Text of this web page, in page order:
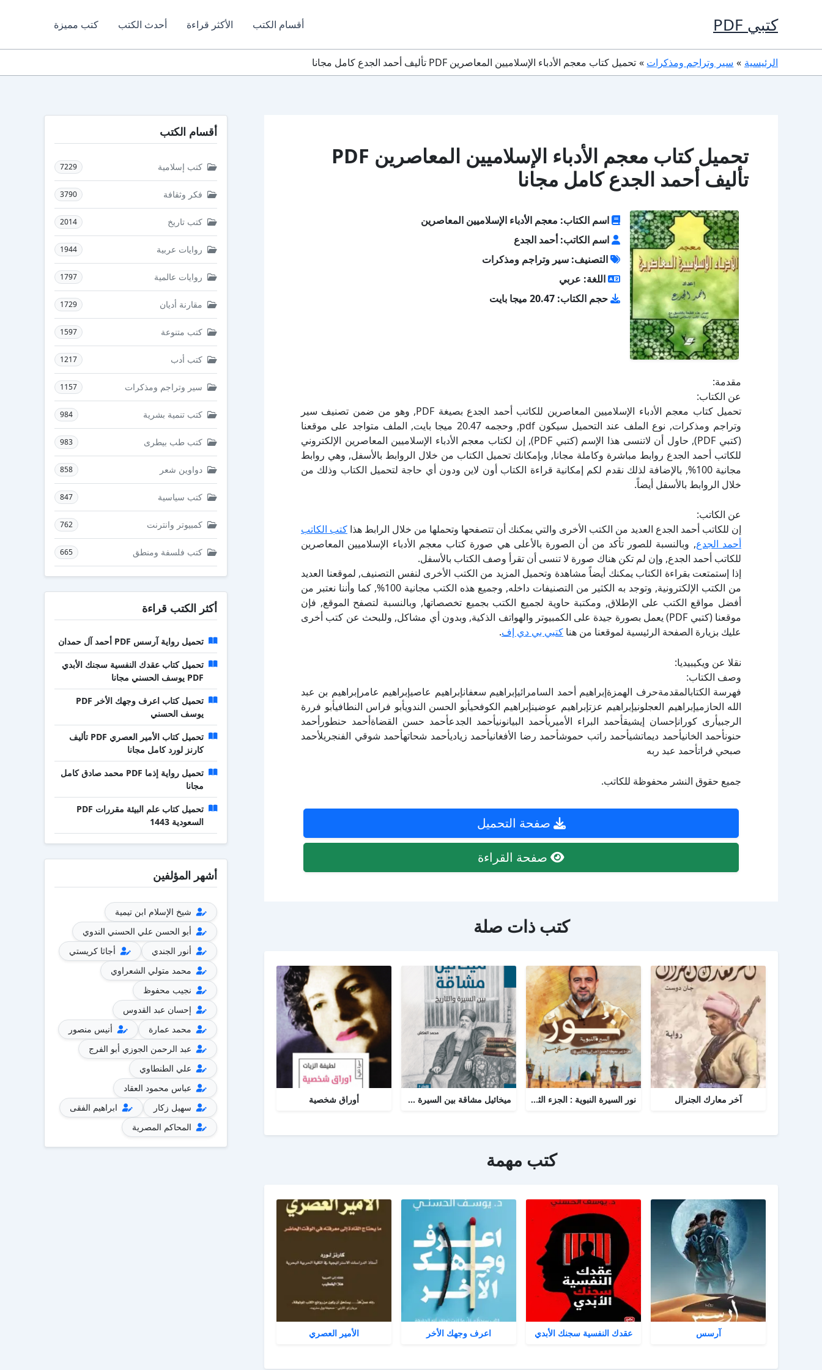
كتبي PDF أقسام الكتب الأكثر قراءة أحدث الكتب كتب مميزة
الرئيسية سير وتراجم ومذكرات تحميل كتاب معجم الأدباء الإسلاميين المعاصرين PDF تأليف أحمد الجدع كامل مجانا
تحميل كتاب معجم الأدباء الإسلاميين المعاصرين PDF
تأليف أحمد الجدع كامل مجانا
اسم الكتاب: معجم الأدباء الإسلاميين المعاصرين
اسم الكاتب: أحمد الجدع
التصنيف: سير وتراجم ومذكرات
اللغة: عربي
حجم الكتاب: 20.47 ميجا بايت
مقدمة:
عن الكتاب:
تحميل كتاب معجم الأدباء الإسلاميين المعاصرين للكاتب أحمد الجدع بصيغة PDF, وهو من ضمن تصنيف سير
وتراجم ومذكرات, نوع الملف عند التحميل سيكون pdf, وحجمه 20.47 ميجا بايت, الملف متواجد على موقعنا
(كتبي PDF), حاول أن لاتنسى هذا الإسم (كتبي PDF), إن لكتاب معجم الأدباء الإسلاميين المعاصرين الإلكتروني
للكاتب أحمد الجدع روابط مباشرة وكاملة مجانا, وبإمكانك تحميل الكتاب من خلال الروابط بالأسفل, وهي روابط
مجانية 100%, بالإضافة لذلك نقدم لكم إمكانية قراءة الكتاب أون لاين ودون أي حاجة لتحميل الكتاب وذلك من
خلال الروابط بالأسفل أيضاً.
عن الكاتب:
إن للكاتب أحمد الجدع العديد من الكتب الأخرى والتي يمكنك أن تتصفحها وتحملها من خلال الرابط هذا كتب الكاتب
أحمد الجدع, وبالنسبة للصور تأكد من أن الصورة بالأعلى هي صورة كتاب معجم الأدباء الإسلاميين المعاصرين
للكاتب أحمد الجدع, وإن لم تكن هناك صورة لا تنسى أن تقرأ وصف الكتاب بالأسفل.
إذا إستمتعت بقراءة الكتاب يمكنك أيضاً مشاهدة وتحميل المزيد من الكتب الأخرى لنفس التصنيف, لموقعنا العديد
من الكتب الإلكترونية, وتوجد به الكثير من التصنيفات داخله, وجميع هذه الكتب مجانية 100%, كما وأننا نعتبر من
أفضل مواقع الكتب على الإطلاق, ومكتبة حاوية لجميع الكتب بجميع تخصصاتها, وبالنسبة لتصفح الموقع, فإن
موقعنا (كتبي PDF) يعمل بصورة جيدة على الكمبيوتر والهواتف الذكية, وبدون أي مشاكل, وللبحث عن كتب أخرى
عليك بزيارة الصفحة الرئيسية لموقعنا من هنا كتبي بي دي إف.
نقلا عن ويكيبيديا:
وصف الكتاب:
فهرسة الكتابالمقدمةحرف الهمزةإبراهيم أحمد السامرائيإبراهيم سعفانإبراهيم عاصيإبراهيم عامرإبراهيم بن عبد
الله الحازميإبراهيم العجلونيإبراهيم عزتإبراهيم عوضينإبراهيم الكوفحيأبو الحسن الندويأبو فراس النطافيأبو فررة
الرجبيأرى كورانإحسان إيشيقأحمد البراء الأميريأحمد البيانونيأحمد الجدعأحمد حسن القضاةأحمد حنطورأحمد
حنونأحمد الخانيأحمد ديماتشيأحمد راتب حموشأحمد رضا الأفغانيأحمد زياديأحمد شحاتهأحمد شوقي الفنجريلأحمد
صبحي فراتأحمد عبد ربه
جميع حقوق النشر محفوظة للكاتب.
صفحة التحميل
صفحة القراءة
كتب ذات صلة
آخر معارك الجنرال نور السيرة النبوية : الجزء الثاني ميخائيل مشاقة بين السيرة والتاريخ أوراق شخصية
كتب مهمة
آرسس عقدك النفسية سجنك الأبدي اعرف وجهك الأخر الأمير العصري
أقسام الكتب
كتب إسلامية 7229
فكر وثقافة 3790
كتب تاريخ 2014
روايات عربية 1944
روايات عالمية 1797
مقارنة أديان 1729
كتب متنوعة 1597
كتب أدب 1217
سير وتراجم ومذكرات 1157
كتب تنمية بشرية 984
كتب طب بيطرى 983
دواوين شعر 858
كتب سياسية 847
كمبيوتر وانترنت 762
كتب فلسفة ومنطق 665
أكثر الكتب قراءة
تحميل رواية آرسس PDF أحمد آل حمدان
تحميل كتاب عقدك النفسية سجنك الأبدي
PDF يوسف الحسني مجانا
تحميل كتاب اعرف وجهك الأخر PDF
يوسف الحسني
تحميل كتاب الأمير العصري PDF تأليف
كارنز لورد كامل مجانا
تحميل رواية إذما PDF محمد صادق كامل
مجانا
تحميل كتاب علم البيئة مقررات PDF
السعودية 1443
أشهر المؤلفين
شيخ الإسلام ابن تيمية
أبو الحسن علي الحسني الندوي
أنور الجندي
أجاثا كريستي
محمد متولي الشعراوي
نجيب محفوظ
إحسان عبد القدوس
محمد عمارة
أنيس منصور
عبد الرحمن الجوزي أبو الفرج
علي الطنطاوي
عباس محمود العقاد
سهيل زكار
ابراهيم الفقى
المحاكم المصرية